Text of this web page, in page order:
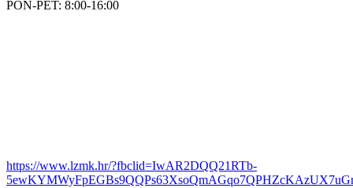
PON-PET: 8:00-16:00
https://www.lzmk.hr/?fbclid=IwAR2DQQ21RTb-